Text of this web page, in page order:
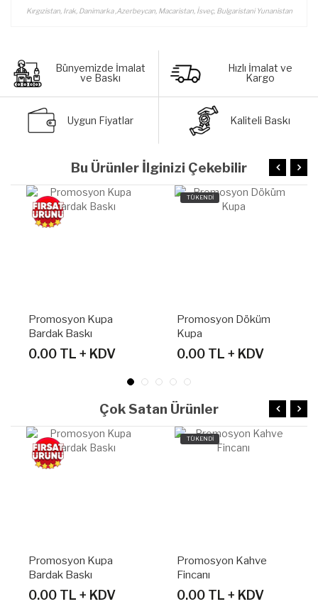
Kırgızistan, Irak, Danimarka ,Azerbeycan, Macaristan, İsveç, Bulgaristani Yunanistan
Bünyemizde İmalat
ve Baskı
Hızlı İmalat ve
Kargo
Uygun Fiyatlar Kaliteli Baskı
Bu Ürünler İlginizi Çekebilir
TÜKENDİ
Promosyon Döküm
Kupa
0.00 TL + KDV
TÜKENDİ
Promosyon
0.00 TL + KDV
Çok Satan Ürünler
Kupa
Baskı
TL + KDV
Promosyon Kahve
0.00 TL + KDV